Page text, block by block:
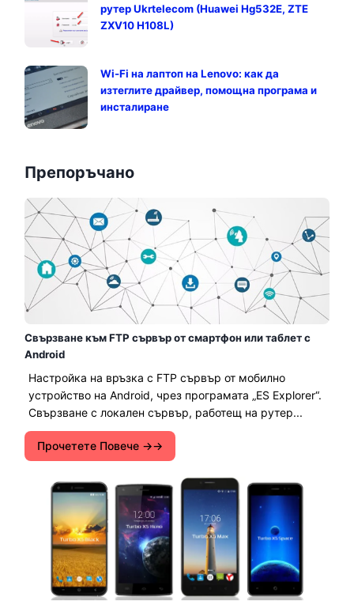
рутер Ukrtelecom (Huawei Hg532E, ZTE
ZXV10 H108L)
Wi-Fi на лаптоп на Lenovo: как да
изтеглите драйвер, помощна програма и
инсталиране
Препоръчано
Свързване към FTP сървър от смартфон или таблет с
Android
Настройка на връзка с FTP сървър от мобилно
устройство на Android, чрез програмата „ES Explorer“.
Свързване с локален сървър, работещ на рутер...
Прочетете Повече →